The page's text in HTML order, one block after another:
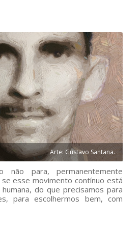
Arte: Gustavo Santana.
não para, permanentemente
se esse movimento contínuo está
do que precisamos para
para escolhermos bem, com